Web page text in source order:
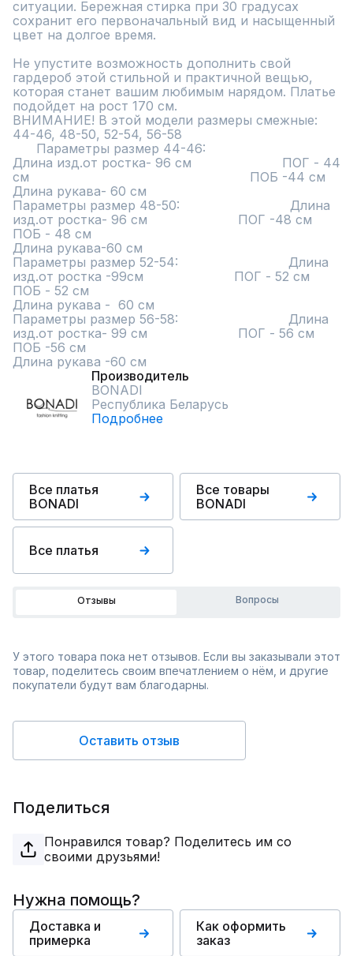
ситуации. Бережная стирка при 30 градусах
сохранит его первоначальный вид и насыщенный
цвет на долгое время.
Не упустите возможность дополнить свой
гардероб этой стильной и практичной вещью,
которая станет вашим любимым нарядом. Платье
подойдет на рост 170 см.
ВНИМАНИЕ! В этой модели размеры смежные:
44-46, 48-50, 52-54, 56-58
Длина изд.от ростка- 96 см                       ПОГ - 44
см                                                        ПОБ -44 см
Длина рукава- 60 см
Параметры размер 48-50:                            Длина
изд.от ростка- 96 см                       ПОГ -48 см
ПОБ - 48 см
Длина рукава-60 см
Параметры размер 52-54:                            Длина
изд.от ростка -99см                       ПОГ - 52 см
ПОБ - 52 см
Длина рукава -  60 см
Параметры размер 56-58:                            Длина
изд.от ростка- 99 см                       ПОГ - 56 см
ПОБ -56 см
Длина рукава -60 см
Производитель
BONADI
Республика Беларусь
Подробнее
Все платья
BONADI
Все товары
BONADI
Все платья
Отзывы Вопросы
У этого товара пока нет отзывов. Если вы заказывали этот
товар, поделитесь своим впечатлением о нём, и другие
покупатели будут вам благодарны.
Оставить отзыв
Поделиться
Понравился товар? Поделитесь им со
своими друзьями!
Нужна помощь?
Доставка и
примерка
Как оформить
заказ